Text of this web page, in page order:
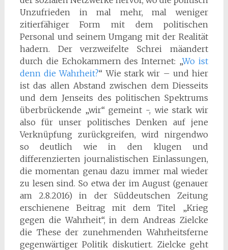
Unzufrieden in mal mehr, mal weniger
zitierfähiger Form mit dem politischen
Personal und seinem Umgang mit der Realität
hadern. Der verzweifelte Schrei mäandert
durch die Echokammern des Internet: „Wo ist
denn die Wahrheit?“ Wie stark wir – und hier
ist das allen Abstand zwischen dem Diesseits
und dem Jenseits des politischen Spektrums
überbrückende „wir“ gemeint -, wie stark wir
also für unser politisches Denken auf jene
Verknüpfung zurückgreifen, wird nirgendwo
so deutlich wie in den klugen und
differenzierten journalistischen Einlassungen,
die momentan genau dazu immer mal wieder
zu lesen sind. So etwa der im August (genauer
am 2.8.2016) in der Süddeutschen Zeitung
erschienene Beitrag mit dem Titel „Krieg
gegen die Wahrheit“, in dem Andreas Zielcke
die These der zunehmenden Wahrheitsferne
gegenwärtiger Politik diskutiert. Zielcke geht